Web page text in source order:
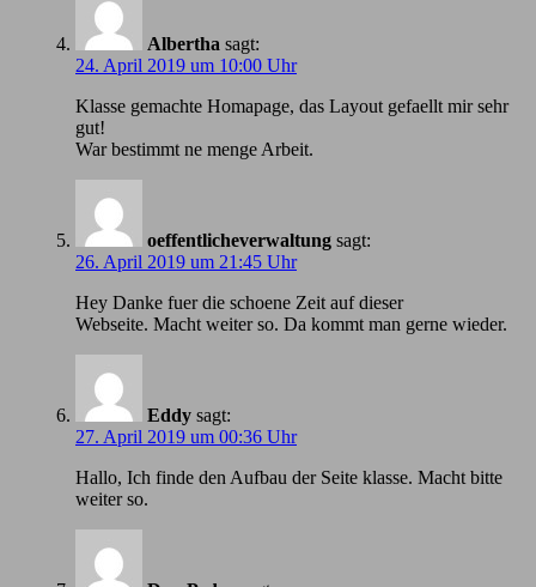
Albertha sagt:
24. April 2019 um 10:00 Uhr
Klasse gemachte Homapage, das Layout gefaellt mir sehr
gut!
War bestimmt ne menge Arbeit.
oeffentlicheverwaltung sagt:
26. April 2019 um 21:45 Uhr
Hey Danke fuer die schoene Zeit auf dieser
Webseite. Macht weiter so. Da kommt man gerne wieder.
Eddy sagt:
27. April 2019 um 00:36 Uhr
Hallo, Ich finde den Aufbau der Seite klasse. Macht bitte
weiter so.